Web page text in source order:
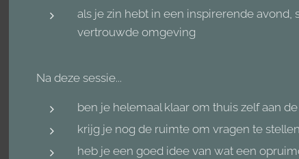
als je zin hebt in een inspirerende
vertrouwde omgeving
Na deze sessie...
ben je helemaal klaar om thuis zelf aan
krijg je nog de ruimte om vragen te
heb je een goed idee van wat een